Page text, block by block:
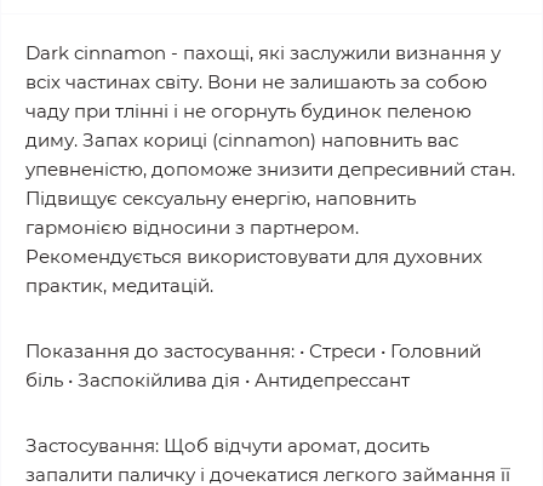
Dark cinnamon - пахощі, які заслужили визнання у
всіх частинах світу. Вони не залишають за собою
чаду при тлінні і не огорнуть будинок пеленою
диму. Запах кориці (cinnamon) наповнить вас
упевненістю, допоможе знизити депресивний стан.
Підвищує сексуальну енергію, наповнить
гармонією відносини з партнером.
Рекомендується використовувати для духовних
практик, медитацій.
Показання до застосування: • Стреси • Головний
біль • Заспокійлива дія • Антидепрессант
Застосування: Щоб відчути аромат, досить
запалити паличку і дочекатися легкого займання її